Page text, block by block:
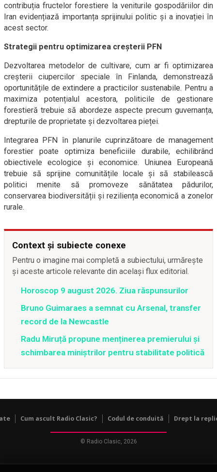
contribuția fructelor forestiere la veniturile gospodăriilor din
Iran evidențiază importanța sprijinului politic și a inovației în
acest sector.
Strategii pentru optimizarea creșterii PFN
Dezvoltarea metodelor de cultivare, cum ar fi optimizarea
creșterii ciupercilor speciale în Finlanda, demonstrează
oportunitățile de extindere a practicilor sustenabile. Pentru a
maximiza potențialul acestora, politicile de gestionare
forestieră trebuie să abordeze aspecte precum guvernanța,
drepturile de proprietate și dezvoltarea pieței.
Integrarea PFN în planurile cuprinzătoare de management
forestier poate optimiza beneficiile durabile, echilibrând
obiectivele ecologice și economice. Uniunea Europeană
trebuie să sprijine comunitățile locale și să stabilească
politici menite să promoveze sănătatea pădurilor,
conservarea biodiversității și reziliența economică a zonelor
rurale.
Context și subiecte conexe
Pentru o imagine mai completă a subiectului, urmărește
și aceste articole relevante din același flux editorial.
Horoscop 9 august 2026. Ziua răspunsurilor
Bruno Guimaraes a semnat cu Arsenal, transfer
record de la Newcastle
Radu Miruță propune menținerea premierului și
schimbarea miniștrilor pentru stabilitate politică
Cum ascult Radio Clasic? Codul de conduită Drept la
© Radio Clasic, 2026